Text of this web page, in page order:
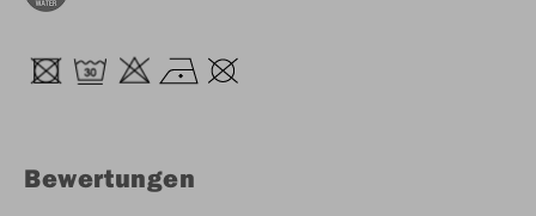
Bewertungen